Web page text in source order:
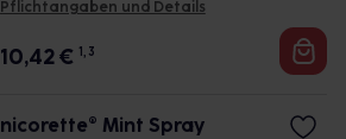
Pflichtangaben und Details
10,42€ 1, 3
nicorette® Mint Spray